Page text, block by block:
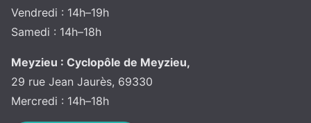
Vendredi : 14h–19h
Samedi : 14h–18h
Meyzieu : Cyclopôle de Meyzieu,
29 rue Jean Jaurès, 69330
Mercredi : 14h–18h